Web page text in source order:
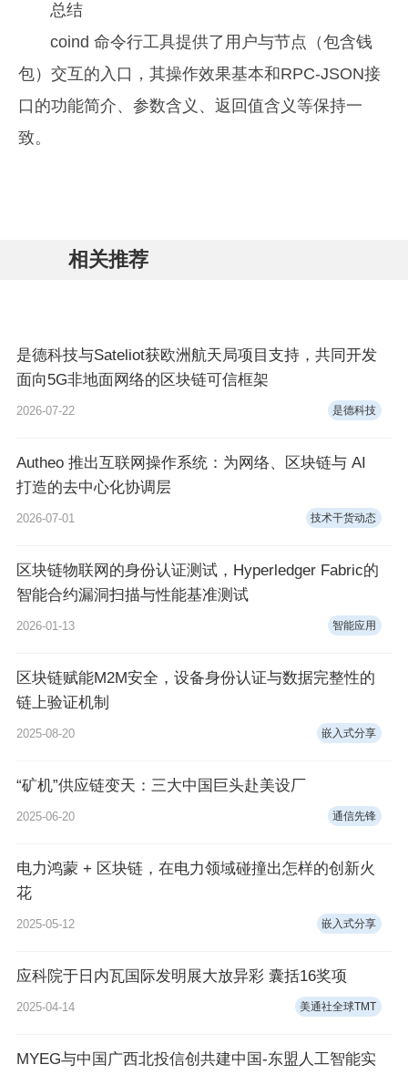
总结
coind 命令行工具提供了用户与节点（包含钱
包）交互的入口，其操作效果基本和RPC-JSON接
口的功能简介、参数含义、返回值含义等保持一
致。
相关推荐
是德科技与Sateliot获欧洲航天局项目支持，共同开发
面向5G非地面网络的区块链可信框架
2026-07-22 是德科技
Autheo 推出互联网操作系统：为网络、区块链与 AI
打造的去中心化协调层
2026-07-01 技术干货动态
区块链物联网的身份认证测试，Hyperledger Fabric的
智能合约漏洞扫描与性能基准测试
2026-01-13 智能应用
区块链赋能M2M安全，设备身份认证与数据完整性的
链上验证机制
2025-08-20 嵌入式分享
“矿机”供应链变天：三大中国巨头赴美设厂
2025-06-20 通信先锋
电力鸿蒙 + 区块链，在电力领域碰撞出怎样的创新火
花
2025-05-12 嵌入式分享
应科院于日内瓦国际发明展大放异彩 囊括16奖项
2025-04-14 美通社全球TMT
MYEG与中国广西北投信创共建中国-东盟人工智能实